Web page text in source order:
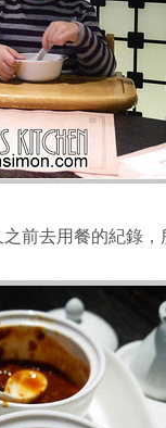
前去用餐的紀錄